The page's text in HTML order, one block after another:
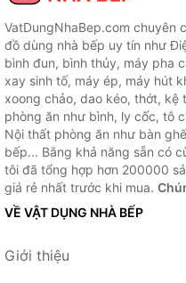
VatDungNhaBep.com chuyên
đồ dùng nhà bếp uy tín như
bình đun, bình thủy, máy pha
xay sinh tố, máy ép, máy hút
xoong chảo, dao kéo, thớt,
phòng ăn như bình, ly cốc, tô
Nội thất phòng ăn như bàn
bếp... Bằng khả năng sẵn có
tôi đã tổng hợp hơn 200000
giá rẻ nhất trước khi mua.
VỀ VẬT DỤNG NHÀ BẾP
Giới thiệu